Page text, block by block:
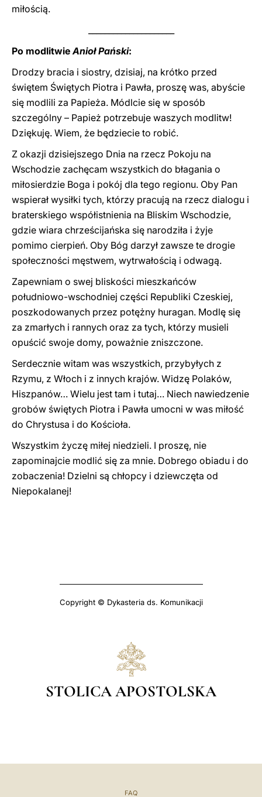
miłością.
Po modlitwieAnioł Pański:
Drodzy bracia i siostry, dzisiaj, na krótko przed
świętem Świętych Piotra i Pawła, proszę was, abyście
się modlili za Papieża. Módlcie się w sposób
szczególny – Papież potrzebuje waszych modlitw!
Dziękuję. Wiem, że będziecie to robić.
Z okazji dzisiejszego Dnia na rzecz Pokoju na
Wschodzie zachęcam wszystkich do błagania o
miłosierdzie Boga i pokój dla tego regionu. Oby Pan
wspierał wysiłki tych, którzy pracują na rzecz dialogu i
braterskiego współistnienia na Bliskim Wschodzie,
gdzie wiara chrześcijańska się narodziła i żyje
pomimo cierpień. Oby Bóg darzył zawsze te drogie
społeczności męstwem, wytrwałością i odwagą.
Zapewniam o swej bliskości mieszkańców
południowo-wschodniej części Republiki Czeskiej,
poszkodowanych przez potężny huragan. Modlę się
za zmarłych i rannych oraz za tych, którzy musieli
opuścić swoje domy, poważnie zniszczone.
Serdecznie witam was wszystkich, przybyłych z
Rzymu, z Włoch i z innych krajów. Widzę Polaków,
Hiszpanów… Wielu jest tam i tutaj… Niech nawiedzenie
grobów świętych Piotra i Pawła umocni w was miłość
do Chrystusa i do Kościoła.
Wszystkim życzę miłej niedzieli. I proszę, nie
zapominajcie modlić się za mnie. Dobrego obiadu i do
zobaczenia! Dzielni są chłopcy i dziewczęta od
Niepokalanej!
Copyright © Dykasteria ds. Komunikacji
STOLICA APOSTOLSKA
FAQ